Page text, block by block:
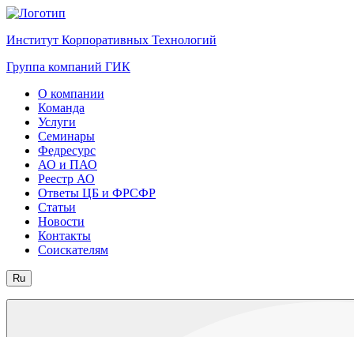
Институт Корпоративных Технологий
Группа компаний ГИК
О компании
Команда
Услуги
Семинары
Федресурс
АО и ПАО
Реестр АО
Ответы ЦБ и ФРСФР
Статьи
Новости
Контакты
Соискателям
Ru